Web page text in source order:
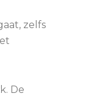
zelfs
De